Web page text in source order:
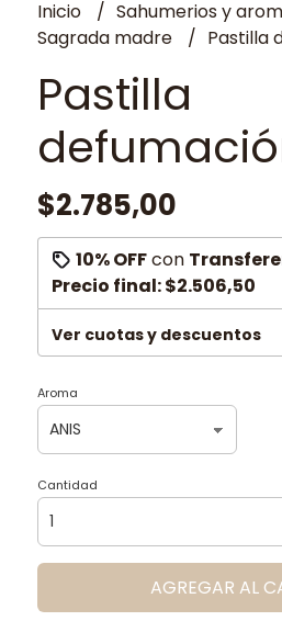
Inicio
Sahumerios y
Sagrada madre
Pastilla
Pastilla
$2.785,00
10% OFFcon
Precio final:$2.506,50
Ver cuotas y descuentos
Aroma
Cantidad
AGREGAR AL